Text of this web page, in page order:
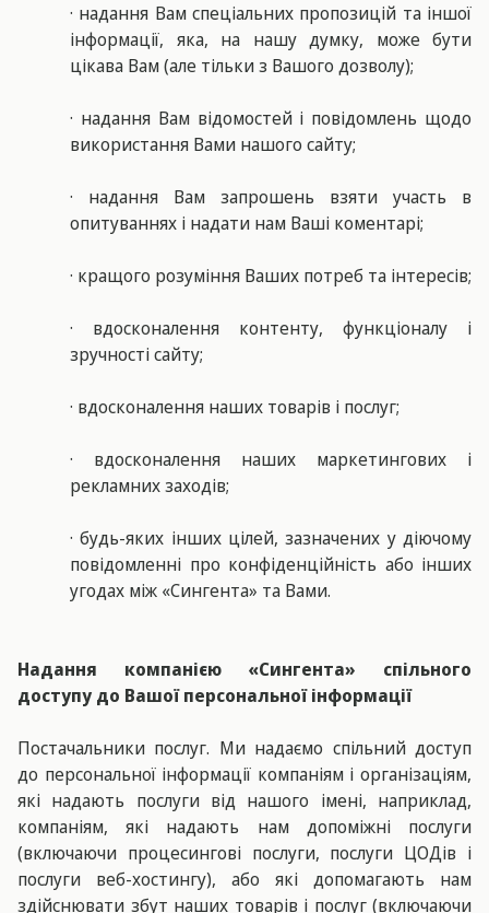
· надання Вам спеціальних пропозицій та іншої
інформації, яка, на нашу думку, може бути
цікава Вам (але тільки з Вашого дозволу);
· надання Вам відомостей і повідомлень щодо
використання Вами нашого сайту;
· надання Вам запрошень взяти участь в
опитуваннях і надати нам Ваші коментарі;
· кращого розуміння Ваших потреб та інтересів;
· вдосконалення контенту, функціоналу і
зручності сайту;
· вдосконалення наших товарів і послуг;
· вдосконалення наших маркетингових і
рекламних заходів;
· будь-яких інших цілей, зазначених у діючому
повідомленні про конфіденційність або інших
угодах між «Сингента» та Вами.
Надання компанією «Сингента» спільного
доступу до Вашої персональної інформації
Постачальники послуг. Ми надаємо спільний доступ
до персональної інформації компаніям і організаціям,
які надають послуги від нашого імені, наприклад,
компаніям, які надають нам допоміжні послуги
(включаючи процесингові послуги, послуги ЦОДів і
послуги веб-хостингу), або які допомагають нам
здійснювати збут наших товарів і послуг (включаючи